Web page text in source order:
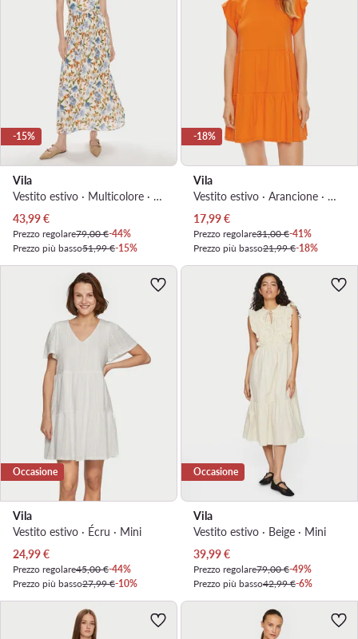
-15%
Vila
Vestito estivo · Multicolore · Maxi
Prezzo attuale
43,99€
Prezzo regolare79,00 €-44%
Prezzo più basso51,99 €-15%
-18%
Vila
Vestito estivo · Arancione · Mini
Prezzo attuale
17,99€
Prezzo regolare31,00 €-41%
Prezzo più basso21,99 €-18%
Occasione
Vila
Vestito estivo · Écru · Mini
Prezzo attuale
24,99€
Prezzo regolare45,00 €-44%
Prezzo più basso27,99 €-10%
Occasione
Vila
Vestito estivo · Beige · Mini
Prezzo attuale
39,99€
Prezzo regolare79,00 €-49%
Prezzo più basso42,99 €-6%